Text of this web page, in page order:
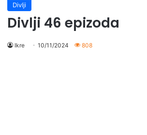
Divlji
Divlji 46 epizoda
Ikre 10/11/2024 808